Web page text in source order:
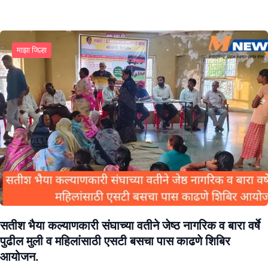
माझा जिल्हा
सतीश भैया कल्याणकारी संघाच्या वतीने जेष्ठ नागरिक व बारा वर्षे
पुढील मुली व महिलांसाठी एसटी बसचा पास काढणे शिबिर
आयोजन.